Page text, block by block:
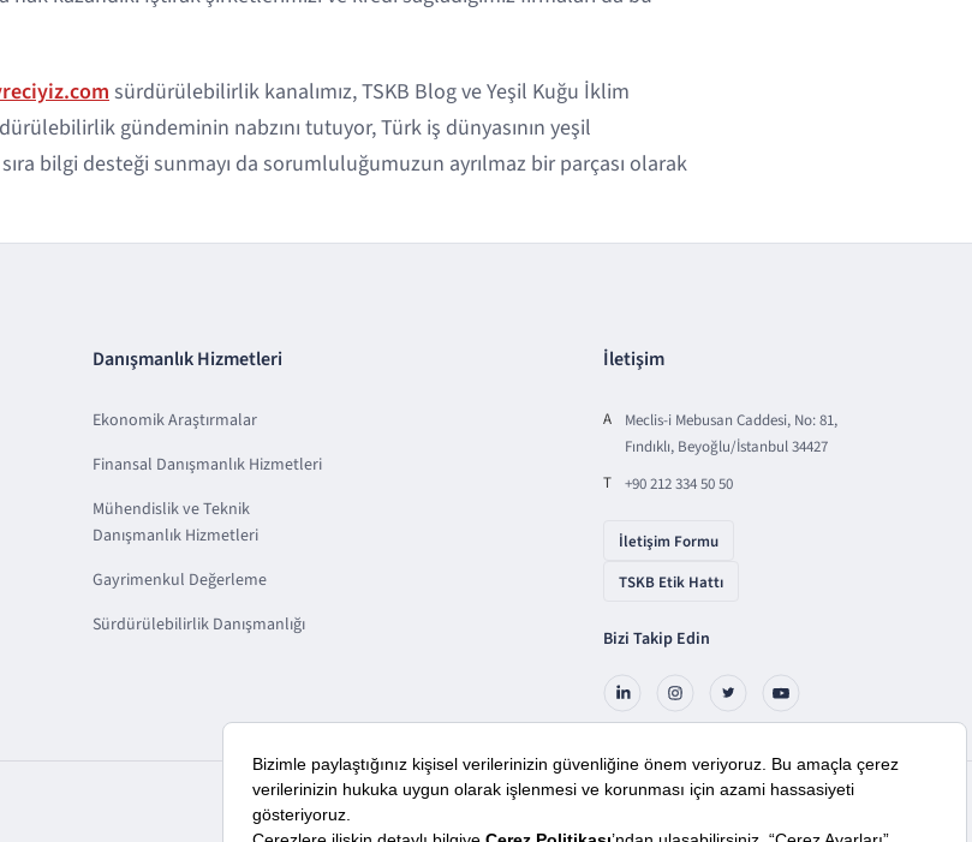
sürdürülebilirlik kanalımız, TSKB Blog ve Yeşil Kuğu İklim
gündeminin nabzını tutuyor, Türk iş dünyasının yeşil
bilgi desteği sunmayı da sorumluluğumuzun ayrılmaz bir parçası olarak
Danışmanlık Hizmetleri
Ekonomik Araştırmalar
Finansal Danışmanlık Hizmetleri
Mühendislik ve Teknik
Danışmanlık Hizmetleri
Gayrimenkul Değerleme
Sürdürülebilirlik Danışmanlığı
İletişim
A
Meclis-i Mebusan Caddesi, No: 81,
Fındıklı, Beyoğlu/İstanbul 34427
T
+90 212 334 50 50
İletişim Formu
TSKB Etik Hattı
Bizi Takip Edin